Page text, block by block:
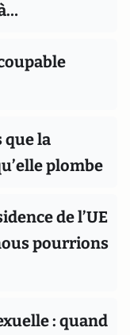
que la
plombe
de l’UE
pourrions
: quand